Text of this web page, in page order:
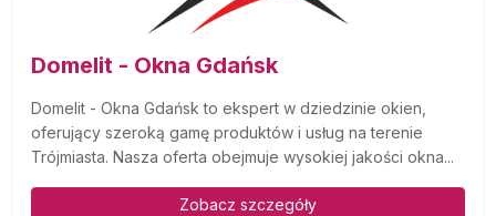
Domelit - Okna Gdańsk
Domelit - Okna Gdańsk to ekspert w dziedzinie okien,
oferujący szeroką gamę produktów i usług na terenie
Trójmiasta. Nasza oferta obejmuje wysokiej jakości okna...
Zobacz szczegóły